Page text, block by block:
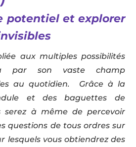
potentiel et explorer
aux multiples possibilités
par son vaste champ
au quotidien. Grâce à la
et des baguettes de
serez à même de percevoir
questions de tous ordres sur
lesquels vous obtiendrez des